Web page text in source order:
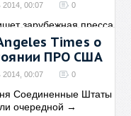
2014, 00:07 0
зарубежная пресса
подводном →
Times о
ПРО США
2014, 00:07 0
Соединенные Штаты
очередной →